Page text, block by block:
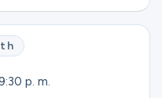
p. m.